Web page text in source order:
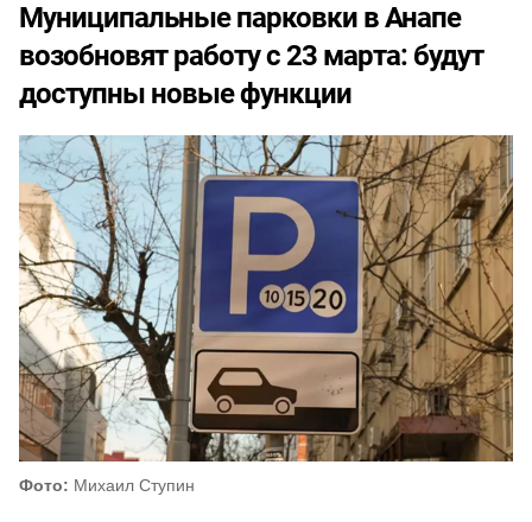
Муниципальные парковки в Анапе
возобновят работу с 23 марта: будут
доступны новые функции
Фото: Михаил Ступин